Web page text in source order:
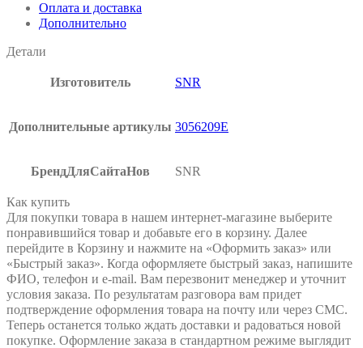
Оплата и доставка
Дополнительно
Детали
Изготовитель SNR
Дополнительные артикулы 3056209Е
БрендДляСайтаНов SNR
Как купить
Для покупки товара в нашем интернет-магазине выберите
понравившийся товар и добавьте его в корзину. Далее
перейдите в Корзину и нажмите на «Оформить заказ» или
«Быстрый заказ». Когда оформляете быстрый заказ, напишите
ФИО, телефон и e-mail. Вам перезвонит менеджер и уточнит
условия заказа. По результатам разговора вам придет
подтверждение оформления товара на почту или через СМС.
Теперь останется только ждать доставки и радоваться новой
покупке. Оформление заказа в стандартном режиме выглядит